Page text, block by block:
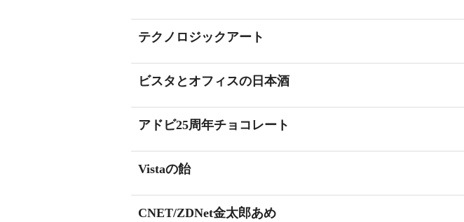
テクノロジックアート
ビスタとオフィスの日本酒
アドビ25周年チョコレート
Vistaの飴
CNET/ZDNet金太郎あめ